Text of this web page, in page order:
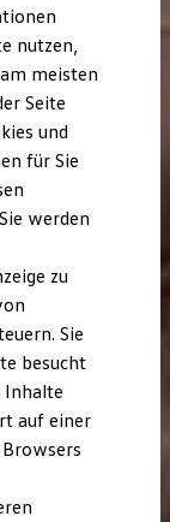
nutzen,
meisten
Seite
und
für Sie
werden
zu
Sie
besucht
Inhalte
auf einer